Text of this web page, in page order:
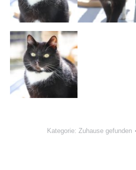
Kategorie: Zuhause gefunden